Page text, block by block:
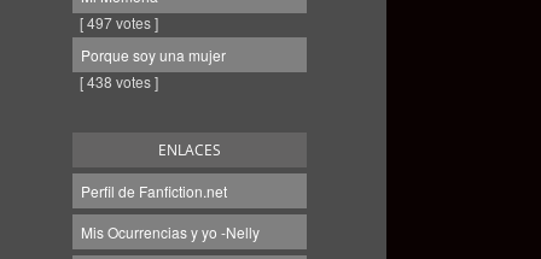
[ 497 votes ]
Porque soy una mujer
[ 438 votes ]
ENLACES
Perfil de Fanfiction.net
Mis Ocurrencias y yo -Nelly